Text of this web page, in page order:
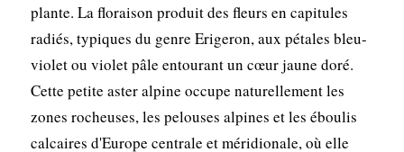
plante. La floraison produit des fleurs en capitules
radiés, typiques du genre Erigeron, aux pétales bleu-
violet ou violet pâle entourant un cœur jaune doré.
Cette petite aster alpine occupe naturellement les
zones rocheuses, les pelouses alpines et les éboulis
calcaires d'Europe centrale et méridionale, où elle